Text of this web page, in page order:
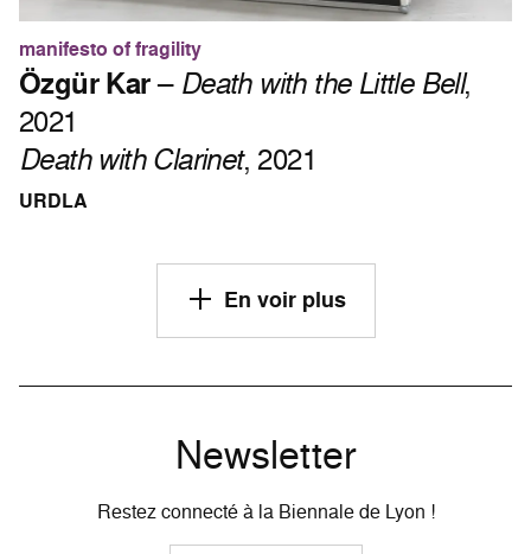
manifesto of fragility
Özgür Kar– Death with the Little Bell,
2021
Death with Clarinet, 2021
URDLA
En voir plus
Newsletter
Restez connecté à la Biennale de Lyon !